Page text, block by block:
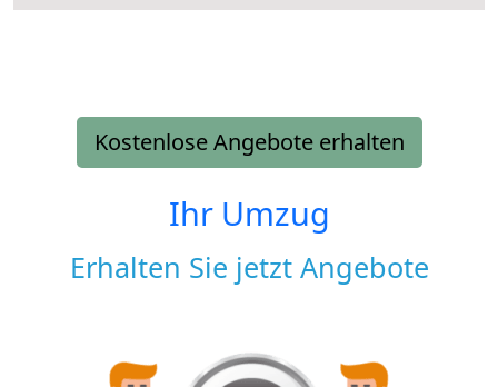
Kostenlose Angebote erhalten
Ihr Umzug
Erhalten Sie jetzt Angebote